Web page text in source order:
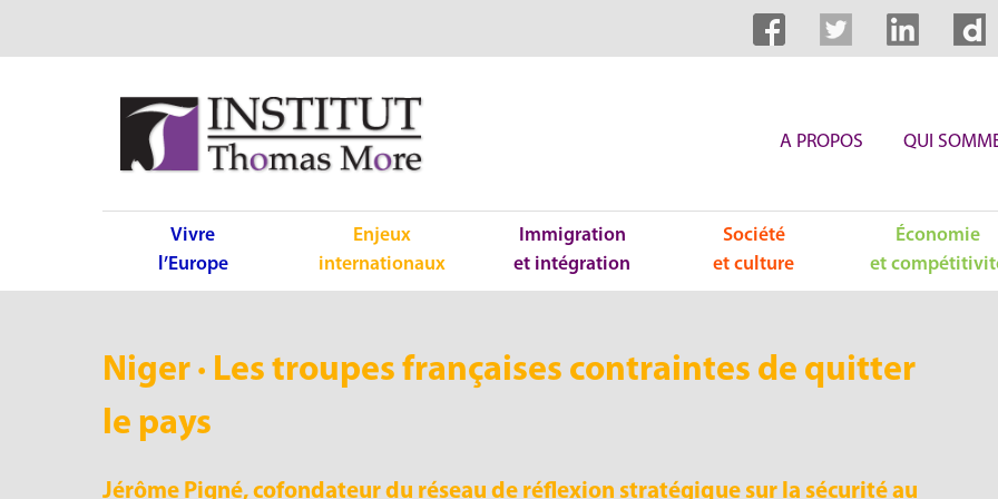
A PROPOS QUI
Vivre
l’Europe
Enjeux
internationaux
Immigration
et intégration
Société
et culture
Économie
et
Niger · Les troupes françaises contraintes de quitter
le pays
Jérôme Pigné, cofondateur du réseau de réflexion stratégique sur la sécurité au